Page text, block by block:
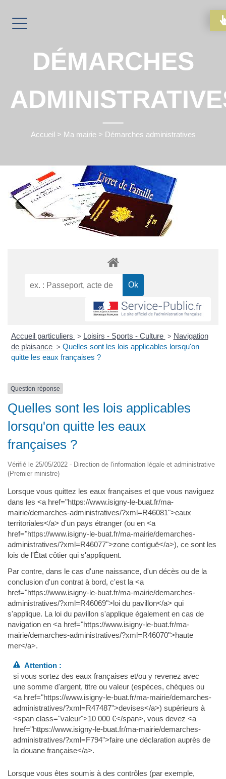
DÉMARCHES
Accueil > Ma mairie> Démarches administratives
Accueil particuliers > Loisirs - Sports - Culture > Navigation
de plaisance > Quelles sont les lois applicables lorsqu'on
quitte les eaux françaises ?
Question-réponse
Quelles sont les lois applicables
lorsqu'on quitte les eaux
françaises ?
Vérifié le 25/05/2022 - Direction de l'information légale et administrative
(Premier ministre)
Lorsque vous quittez les eaux françaises et que vous naviguez
dans les <a href="https://www.isigny-le-buat.fr/ma-
mairie/demarches-administratives/?xml=R46081">eaux
territoriales</a> d'un pays étranger (ou en <a
href="https://www.isigny-le-buat.fr/ma-mairie/demarches-
administratives/?xml=R46077">zone contiguë</a>), ce sont les
lois de l'État côtier qui s'appliquent.
Par contre, dans le cas d'une naissance, d'un décès ou de la
conclusion d'un contrat à bord, c'est la <a
href="https://www.isigny-le-buat.fr/ma-mairie/demarches-
administratives/?xml=R46069">loi du pavillon</a> qui
s'applique. La loi du pavillon s'applique également en cas de
navigation en <a href="https://www.isigny-le-buat.fr/ma-
mairie/demarches-administratives/?xml=R46070">haute
mer</a>.
Attention :
si vous sortez des eaux françaises et/ou y revenez avec
une somme d'argent, titre ou valeur (espèces, chèques ou
<a href="https://www.isigny-le-buat.fr/ma-mairie/demarches-
administratives/?xml=R47487">devises</a>) supérieurs à
<span class="valeur">10 000 €</span>, vous devez <a
href="https://www.isigny-le-buat.fr/ma-mairie/demarches-
administratives/?xml=F794">faire une déclaration auprès de
la douane française</a>.
Lorsque vous êtes soumis à des contrôles (par exemple,